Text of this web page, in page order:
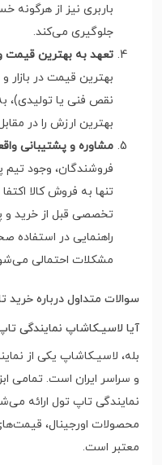
باربری نیز از هرگونه
جلوگیری می‌کند.
تعهد به بهترین قیمت و
بهترین قیمت در بازار
نقص فنی یا تولیدی)،
بهترین ارزش را در
مشاوره و پشتیبانی
فروشندگان، وجود
تنها به فروش کالا
تخصصی قبل از خرید و
راهنمایی در استفاده
مشکلات احتمالی
سوالات متداول درباره خرید
آیا لاسیـکاشاپ نمایندگی
بله، لاسیـکاشاپ یکی از
و سراسر ایران است. تمامی
نمایندگی تاپ تول ارائه
محصولات اورجینال،
معتبر است.